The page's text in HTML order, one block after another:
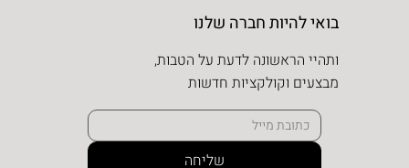
בואי להיות חברה שלנו
ותהיי הראשונה לדעת על הטבות,
מבצעים וקולקציות חדשות
שליחה